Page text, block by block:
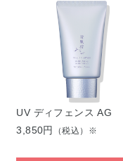
UV ディフェンス AG
3,850円
（税込）※